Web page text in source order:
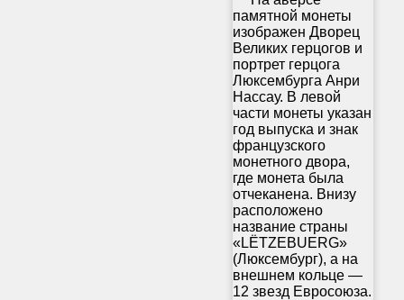
памятной монеты
изображен Дворец
Великих герцогов и
портрет герцога
Люксембурга Анри
Нассау. В левой
части монеты указан
год выпуска и знак
французского
монетного двора,
где монета была
отчеканена. Внизу
расположено
название страны
«LËTZEBUERG»
(Люксембург), а на
внешнем кольце —
12 звезд Евросоюза.